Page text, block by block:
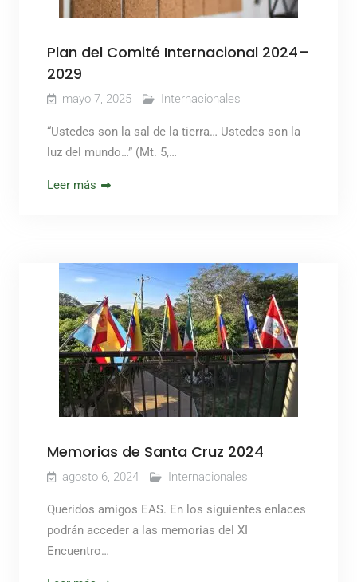
Plan del Comité Internacional 2024–
2029
mayo 7, 2025 Internacionales
“Ustedes son la sal de la tierra… Ustedes son la
luz del mundo…” (Mt. 5,…
Leer más
Memorias de Santa Cruz 2024
agosto 6, 2024 Internacionales
Queridos amigos EAS. En los siguientes enlaces
podrán acceder a las memorias del XI
Encuentro…